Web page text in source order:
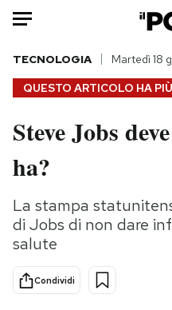
HOME
Italia
Tecnologia
Internet
Scienza
Cultura
Economia
QUESTO ARTICOLO HA
TECNOLOGIA Martedì 18
Steve Jobs
ha?
La stampa
di Jobs di non dare
salute
Condividi